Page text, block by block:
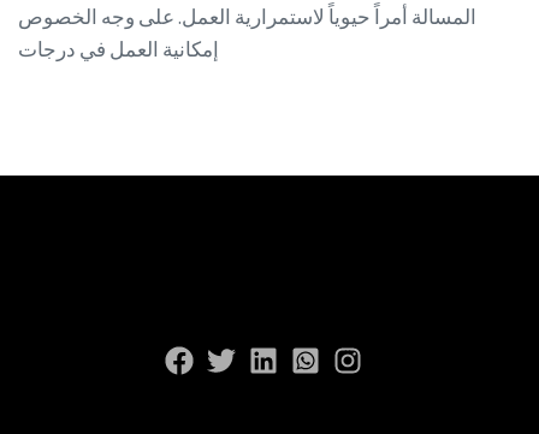
المسالة أمراً حيوياً لاستمرارية العمل. على وجه الخصوص
إمكانية العمل في درجات